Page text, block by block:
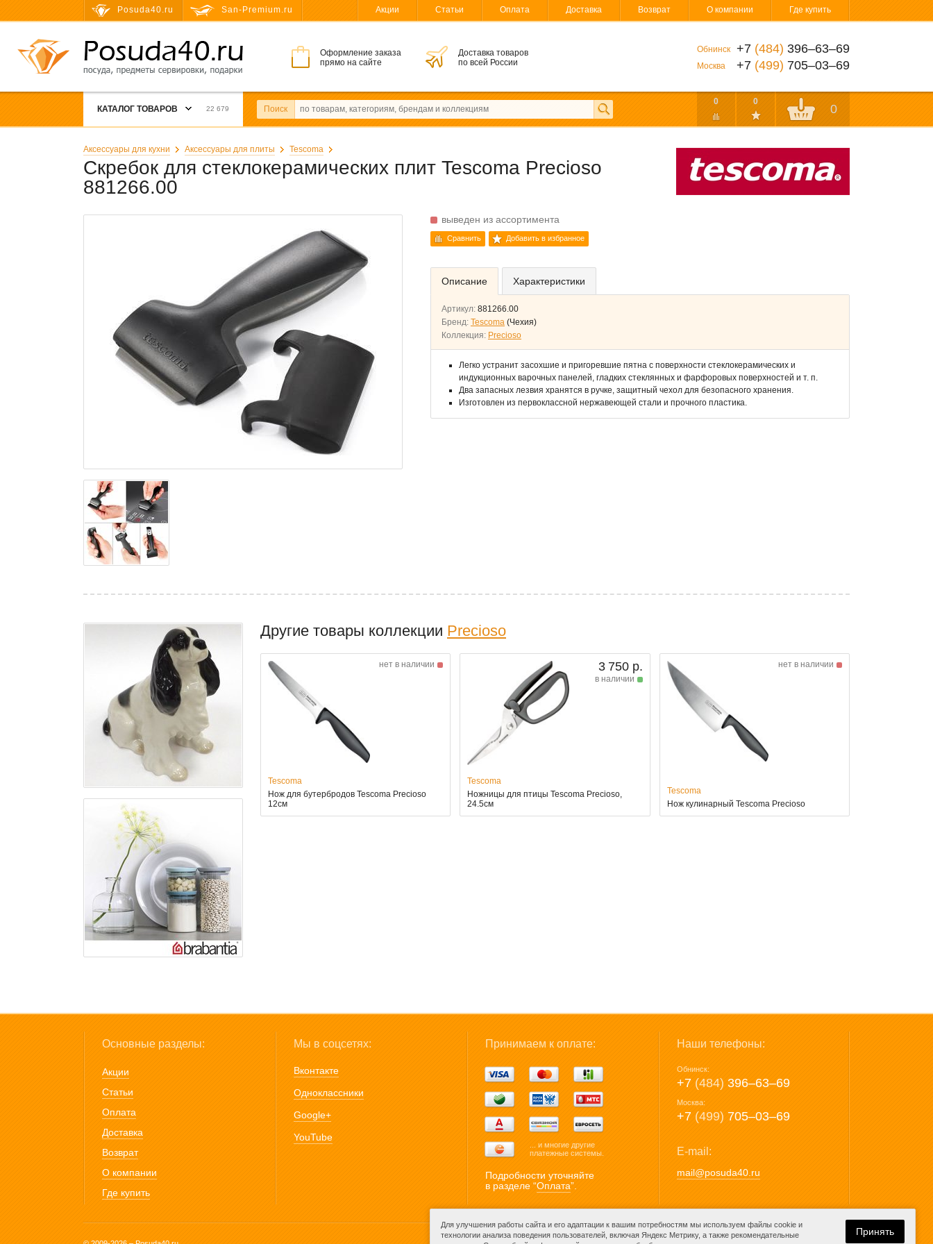
Posuda40.ru San-Premium.ru Акции Статьи Оплата Доставка Возврат О компании Где купить
Оформление заказа
прямо на сайте
Доставка товаров
по всей России
Обнинск +7 (484) 396‒63‒69
Москва +7 (499) 705‒03‒69
КАТАЛОГ ТОВАРОВ 22 679 Поиск
0 0
0
Аксессуары для кухни Аксессуары для плиты Tescoma
Скребок для стеклокерамических плит Tescoma Precioso
881266.00
выведен из ассортимента
Сравнить Добавить в избранное
Описание Характеристики
Артикул: 881266.00
Бренд: Tescoma (Чехия)
Коллекция: Precioso
Легко устранит засохшие и пригоревшие пятна с поверхности стеклокерамических и
индукционных варочных панелей, гладких стеклянных и фарфоровых поверхностей и т. п.
Два запасных лезвия хранятся в ручке, защитный чехол для безопасного хранения.
Изготовлен из первоклассной нержавеющей стали и прочного пластика.
Другие товары коллекции Precioso
нет в наличии
Tescoma
Нож для бутербродов Tescoma Precioso
12см
3 750 р.
в наличии
Tescoma
Ножницы для птицы Tescoma Precioso,
24.5см
нет в наличии
Tescoma
Нож кулинарный Tescoma Precioso
Основные разделы:
Акции
Статьи
Оплата
Доставка
Возврат
О компании
Где купить
Мы в соцсетях:
Вконтакте
Одноклассники
Google+
YouTube
Принимаем к оплате:
... и многие другие
платежные системы.
Подробности уточняйте
в разделе “Оплата”.
Наши телефоны:
Обнинск:
+7 (484) 396‒63‒69
Москва:
+7 (499) 705‒03‒69
E-mail:
mail@posuda40.ru
Для улучшения работы сайта и его адаптации к вашим потребностям мы используем файлы cookie и
технологии анализа поведения пользователей, включая Яндекс Метрику, а также рекомендательные
Принять